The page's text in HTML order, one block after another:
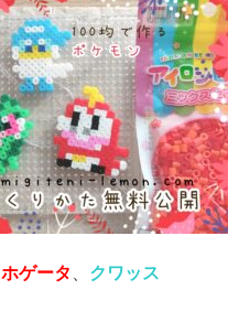
ホゲータ クワッス